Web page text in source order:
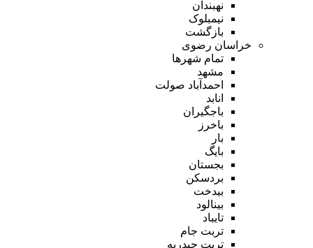
نهبندان
نیمبلوک
بازگشت
خراسان رضوی
تمام شهر‌ها
مشهد
احمدآباد صولت
انابد
باجگیران
باخرز
بار
بایگ
بجستان
بردسکن
بیدخت
بینالود
تایباد
تربت جام
تربت حیدریه